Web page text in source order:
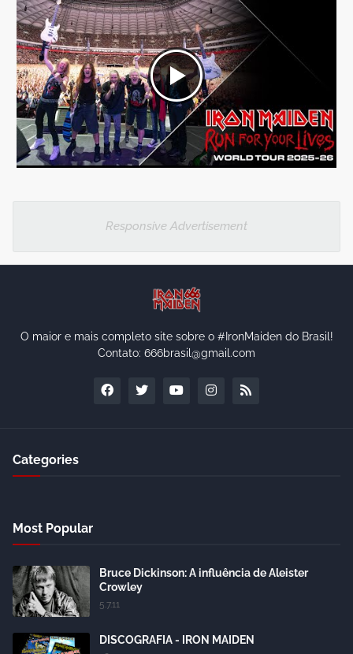
Responsive Advertisement
O maior e mais completo site sobre o #IronMaiden do Brasil!
Contato: 666brasil@gmail.com
Categories
Most Popular
Bruce Dickinson: A influência de Aleister
Crowley
5.7.11
DISCOGRAFIA - IRON MAIDEN